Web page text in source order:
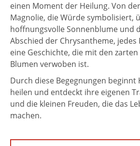
einen Moment der Heilung. Von
Magnolie, die Würde symbolisiert,
hoffnungsvolle Sonnenblume und
Abschied der Chrysantheme,
eine Geschichte, die mit den
Blumen verwoben ist.
Durch diese Begegnungen beginnt
heilen und entdeckt ihre eigenen
und die kleinen Freuden, die das
machen.